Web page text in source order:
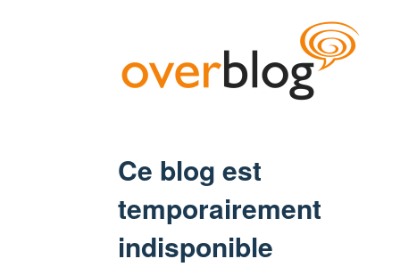
Ce blog est
temporairement
indisponible